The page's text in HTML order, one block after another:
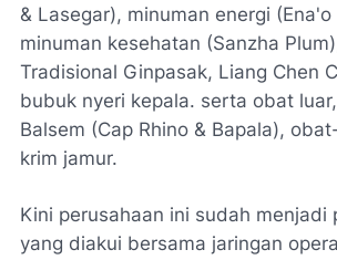
& Lasegar), minuman energi (Ena'o
minuman kesehatan (Sanzha
Tradisional Ginpasak, Liang Chen
bubuk nyeri kepala. serta obat
Balsem (Cap Rhino & Bapala),
krim jamur.
Kini perusahaan ini sudah menjadi
yang diakui bersama jaringan